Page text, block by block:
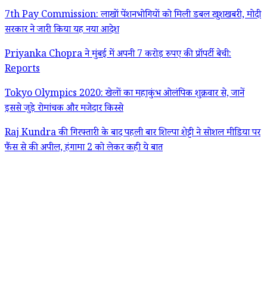
7th Pay Commission: लाखों पेंशनभोगियों को मिली डबल खुशखबरी, मोदी
सरकार ने जारी किया यह नया आदेश
Priyanka Chopra ने मुंबई में अपनी 7 करोड़ रुपए की प्रॉपर्टी बेची:
Reports
Tokyo Olympics 2020: खेलों का महाकुंभ ओलंपिक शुक्रवार से, जानें
इससे जुड़े रोमांचक और मजेदार किस्से
Raj Kundra की गिरफ्तारी के बाद पहली बार शिल्पा शेट्टी ने सोशल मीडिया पर
फैंस से की अपील, हंगामा 2 को लेकर कही ये बात